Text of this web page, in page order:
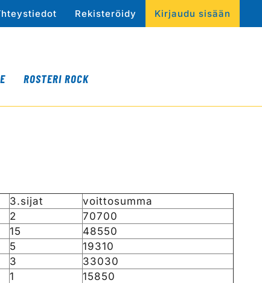
Rekisteröidy Kirjaudu sisään
ROSTERI ROCK
3.sijat
voittosumma
2
70700
15
48550
5
19310
3
33030
1
15850